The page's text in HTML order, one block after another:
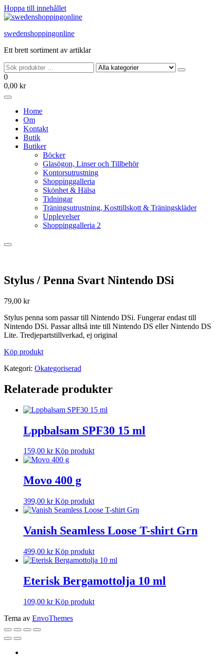
Hoppa till innehållet
swedenshoppingonline
Ett brett sortiment av artiklar
0
0,00 kr
Home
Om
Kontakt
Butik
Butiker
Böcker
Glasögon, Linser och Tillbehör
Kontorsutrustning
Shoppinggalleria
Skönhet & Hälsa
Tidningar
Träningsutrustning, Kosttillskott & Träningskläder
Upplevelser
Shoppinggalleria 2
Stylus / Penna Svart Nintendo DSi
79,00 kr
Stylus penna som passar till Nintendo DSi. Fungerar endast till
Nintendo DSi. Passar alltså inte till Nintendo DS eller Nintendo DS
Lite. Tredjepartstillverkad, ej original
Köp produkt
Kategori: Okategoriserad
Relaterade produkter
Lppbalsam SPF30 15 ml
159,00 kr Köp produkt
Movo 400 g
399,00 kr Köp produkt
Vanish Seamless Loose T-shirt Grn
499,00 kr Köp produkt
Eterisk Bergamottolja 10 ml
109,00 kr Köp produkt
Tema av EnvoThemes